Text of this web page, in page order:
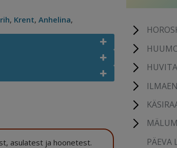
, Krent, Anhelina,
asulatest ja hoonetest.
PÄEVA